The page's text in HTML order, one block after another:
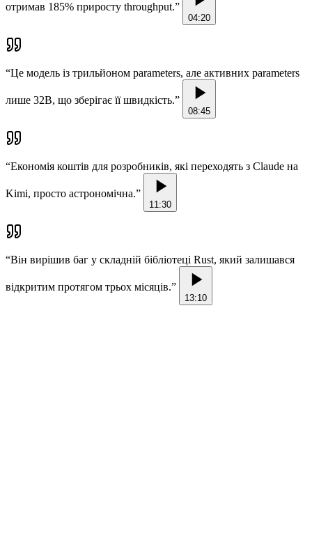
отримав 185% приросту throughput.”
04:20
“Це модель із трильйоном parameters, але активних parameters
лише 32B, що зберігає її швидкість.”
08:45
“Економія коштів для розробників, які переходять з Claude на
Kimi, просто астрономічна.”
11:30
“Він вирішив баг у складній бібліотеці Rust, який залишався
відкритим протягом трьох місяців.”
13:10